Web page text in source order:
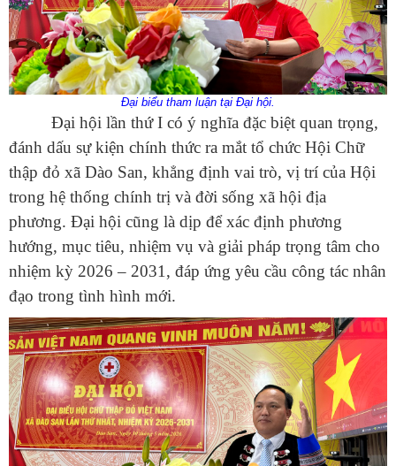
Đại biểu tham luận tại Đại hội.
Đại hội lần thứ I có ý nghĩa đặc biệt quan trọng,
đánh dấu sự kiện chính thức ra mắt tổ chức Hội Chữ
thập đỏ xã Dào San, khẳng định vai trò, vị trí của Hội
trong hệ thống chính trị và đời sống xã hội địa
phương. Đại hội cũng là dịp để xác định phương
hướng, mục tiêu, nhiệm vụ và giải pháp trọng tâm cho
nhiệm kỳ 2026 – 2031, đáp ứng yêu cầu công tác nhân
đạo trong tình hình mới.